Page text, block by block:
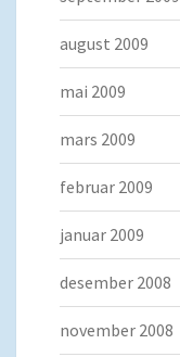
august 2009
mai 2009
mars 2009
februar 2009
januar 2009
desember 2008
november 2008